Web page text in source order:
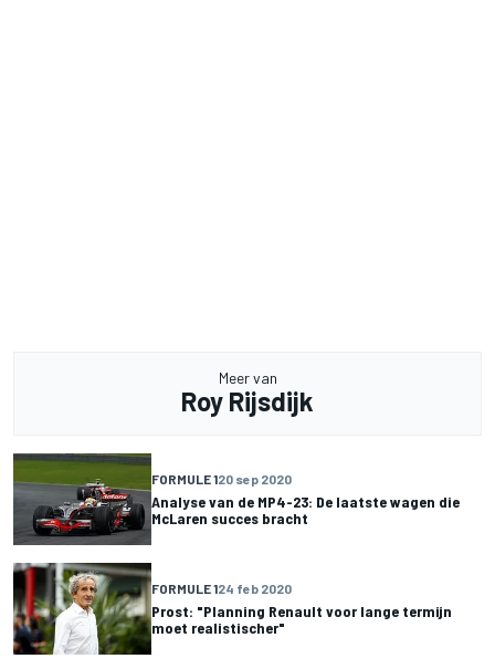
Meer van
Roy Rijsdijk
FORMULE 120 sep 2020
Analyse van de MP4-23: De laatste wagen die
McLaren succes bracht
FORMULE 124 feb 2020
Prost: "Planning Renault voor lange termijn
moet realistischer"